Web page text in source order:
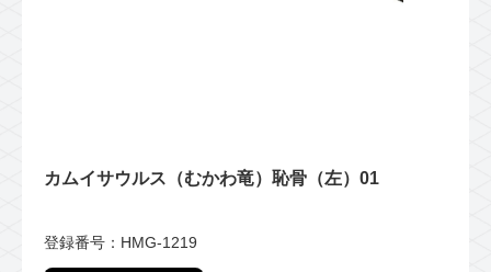
カムイサウルス（むかわ竜）恥骨（左）01
登録番号：HMG-1219